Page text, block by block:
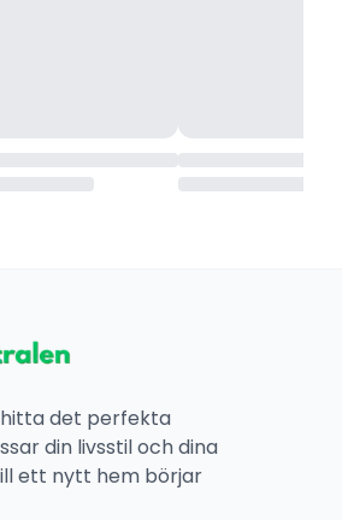
det perfekta
din livsstil och dina
ett nytt hem börjar